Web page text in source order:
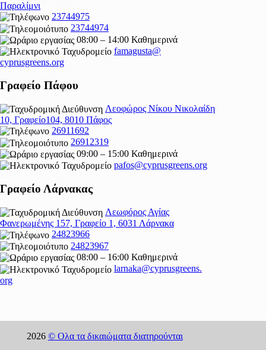
Παραλίμνι
23744975
23744974
08:00 – 14:00 Καθημερινά
famagusta@
cyprusgreens.org
Γραφείο Πάφου
Λεοφώρος Νίκου Νικολαίδη
10, Γραφείο104, 8010 Πάφος
26911692
26912319
09:00 – 15:00 Καθημερινά
pafos@cyprusgreens.org
Γραφείο Λάρνακας
Λεωφόρος Αγίας
Φανερωμένης 157, Γραφείο 1, 6031 Λάρνακα
24823966
24823967
08:00 – 16:00 Καθημερινά
larnaka@cyprusgreens.
org
2026 © Ολα τα δικαιώματα διατηρούνται